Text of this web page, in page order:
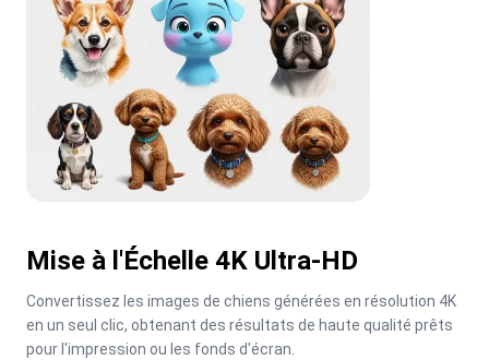
Mise à l'Échelle 4K Ultra-HD
Convertissez les images de chiens générées en résolution 4K
en un seul clic, obtenant des résultats de haute qualité prêts
pour l'impression ou les fonds d'écran.